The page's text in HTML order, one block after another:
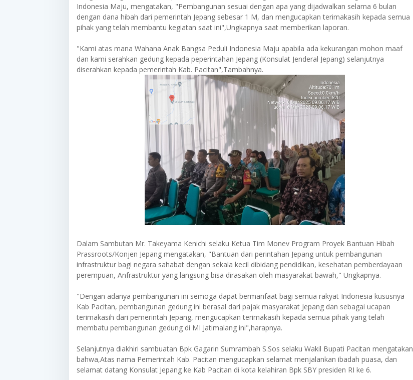
Indonesia Maju, mengatakan, "Pembangunan sesuai dengan apa yang dijadwalkan selama 6 bulan
dengan dana hibah dari pemerintah Jepang sebesar 1 M, dan mengucapkan terimakasih kepada semua
pihak yang telah membantu kegiatan saat ini",Ungkapnya saat memberikan laporan.
"Kami atas mana Wahana Anak Bangsa Peduli Indonesia Maju apabila ada kekurangan mohon maaf
dan kami serahkan gedung kepada peperintahan Jepang (Konsulat Jenderal Jepang) selanjutnya
diserahkan kepada pemerintah Kab. Pacitan",Tambahnya.
Dalam Sambutan Mr. Takeyama Kenichi selaku Ketua Tim Monev Program Proyek Bantuan Hibah
Prassroots/Konjen Jepang mengatakan, "Bantuan dari perintahan Jepang untuk pembangunan
infrastruktur bagi negara sahabat dengan sekala kecil dibidang pendidikan, kesehatan pemberdayaan
perempuan, Anfrastruktur yang langsung bisa dirasakan oleh masyarakat bawah," Ungkapnya.
"Dengan adanya pembangunan ini semoga dapat bermanfaat bagi semua rakyat Indonesia kususnya
Kab Pacitan, pembangunan gedung ini berasal dari pajak masyarakat Jepang dan sebagai ucapan
terimakasih dari pemerintah Jepang, mengucapkan terimakasih kepada semua pihak yang telah
membatu pembangunan gedung di MI Jatimalang ini",harapnya.
Selanjutnya diakhiri sambuatan Bpk Gagarin Sumrambah S.Sos selaku Wakil Bupati Pacitan mengatakan
bahwa,Atas nama Pemerintah Kab. Pacitan mengucapkan selamat menjalankan ibadah puasa, dan
selamat datang Konsulat Jepang ke Kab Pacitan di kota kelahiran Bpk SBY presiden RI ke 6.